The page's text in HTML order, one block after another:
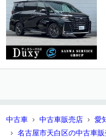
中古車 中古車販売店
愛
名古屋市天白区の中古車